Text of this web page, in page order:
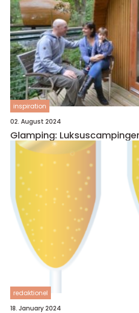
inspiration
02. August 2024
Glamping:
redaktionel
18. January 2024